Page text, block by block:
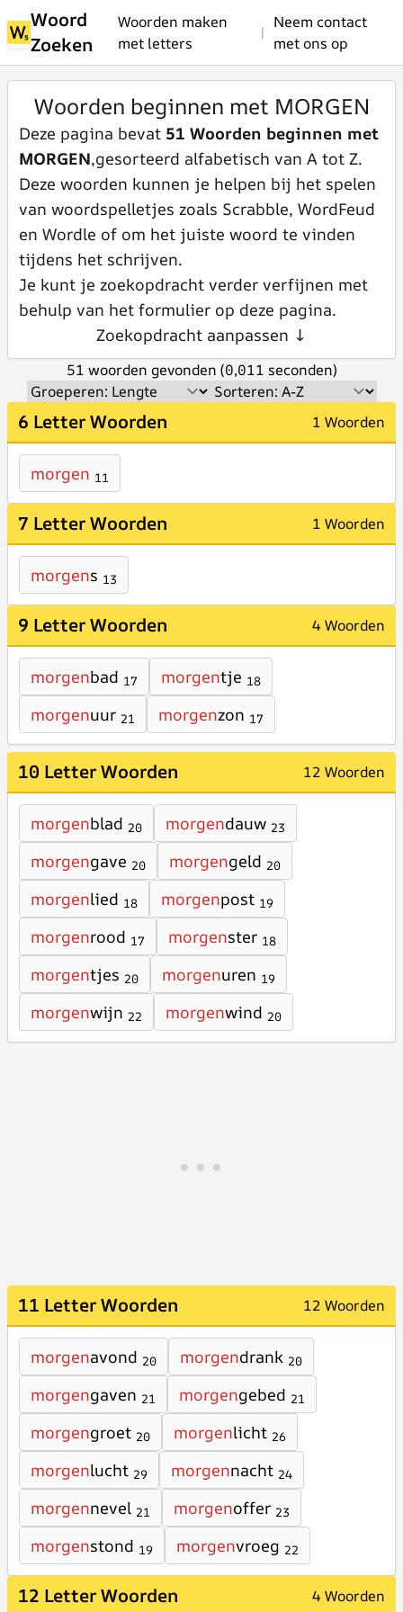
Woord
Zoeken
Woorden maken
met letters
|
Neem contact
met ons op
Woorden beginnen met MORGEN
Deze pagina bevat 51 Woorden beginnen met
MORGEN,gesorteerd alfabetisch van A tot Z.
Deze woorden kunnen je helpen bij het spelen
van woordspelletjes zoals Scrabble, WordFeud
en Wordle of om het juiste woord te vinden
tijdens het schrijven.
Je kunt je zoekopdracht verder verfijnen met
behulp van het formulier op deze pagina.
Zoekopdracht aanpassen ↓
51 woorden gevonden (0,011 seconden)
6 Letter Woorden 1 Woorden
morgen 11
7 Letter Woorden 1 Woorden
morgens 13
9 Letter Woorden 4 Woorden
morgenbad 17 morgentje 18
morgenuur 21 morgenzon 17
10 Letter Woorden 12 Woorden
morgenblad 20 morgendauw 23
morgengave 20 morgengeld 20
morgenlied 18 morgenpost 19
morgenrood 17 morgenster 18
morgentjes 20 morgenuren 19
morgenwijn 22 morgenwind 20
11 Letter Woorden 12 Woorden
morgenavond 20 morgendrank 20
morgengaven 21 morgengebed 21
morgengroet 20 morgenlicht 26
morgenlucht 29 morgennacht 24
morgennevel 21 morgenoffer 23
morgenstond 19 morgenvroeg 22
12 Letter Woorden 4 Woorden